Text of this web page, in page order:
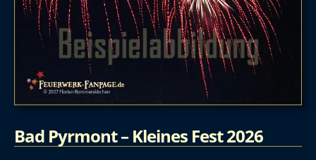
Bad Pyrmont – Kleines Fest 2026